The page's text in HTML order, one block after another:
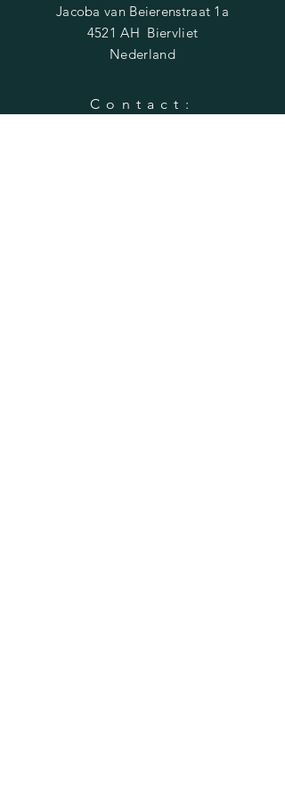
Jacoba van Beierenstraat 1a
4521 AH Biervliet
Nederland
Contact: